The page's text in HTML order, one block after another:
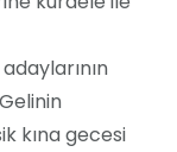
kına gecesi